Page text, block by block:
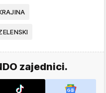
zajednici.